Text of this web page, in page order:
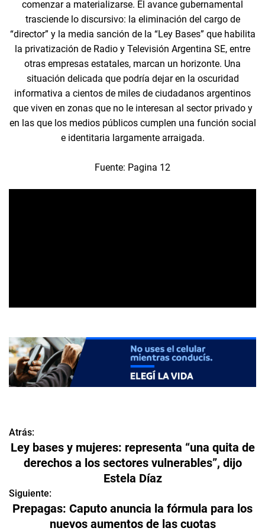
comenzar a materializarse. El avance gubernamental
trasciende lo discursivo: la eliminación del cargo de
“director” y la media sanción de la “Ley Bases” que habilita
la privatización de Radio y Televisión Argentina SE, entre
otras empresas estatales, marcan un horizonte. Una
situación delicada que podría dejar en la oscuridad
informativa a cientos de miles de ciudadanos argentinos
que viven en zonas que no le interesan al sector privado y
en las que los medios públicos cumplen una función social
e identitaria largamente arraigada.
Fuente: Pagina 12
N
e
Atrás:
Ley bases y mujeres: representa “una quita de
derechos a los sectores vulnerables”, dijo
Estela Díaz
Siguiente:
Prepagas: Caputo anuncia la fórmula para los
nuevos aumentos de las cuotas